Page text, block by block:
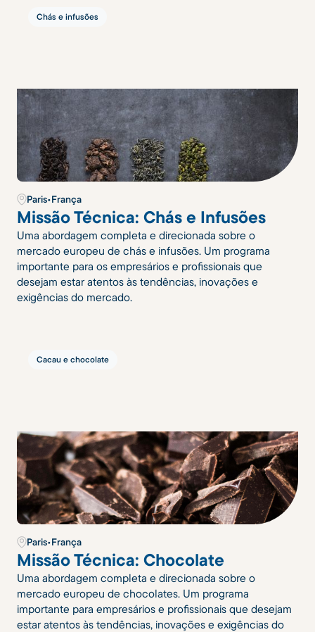
Chás e infusões
Paris•França
Missão Técnica: Chás e Infusões
Uma abordagem completa e direcionada sobre o
mercado europeu de chás e infusões. Um programa
importante para os empresários e profissionais que
desejam estar atentos às tendências, inovações e
exigências do mercado.
Cacau e chocolate
Paris•França
Missão Técnica: Chocolate
Uma abordagem completa e direcionada sobre o
mercado europeu de chocolates. Um programa
importante para empresários e profissionais que desejam
estar atentos às tendências, inovações e exigências do